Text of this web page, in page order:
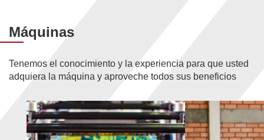
Máquinas
Tenemos el conocimiento y la experiencia para que usted
adquiera la máquina y aproveche todos sus beneficios